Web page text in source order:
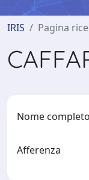
IRIS Pagina
Nome completo
Afferenza